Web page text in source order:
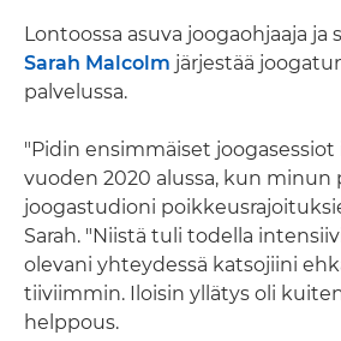
Lontoossa asuva joogaohjaaja ja
Sarah Malcolm järjestää
palvelussa.
"Pidin ensimmäiset
vuoden 2020 alussa, kun minun
joogastudioni
Sarah. "Niistä tuli todella
olevani yhteydessä katsojiini
tiiviimmin. Iloisin yllätys oli
helppous.